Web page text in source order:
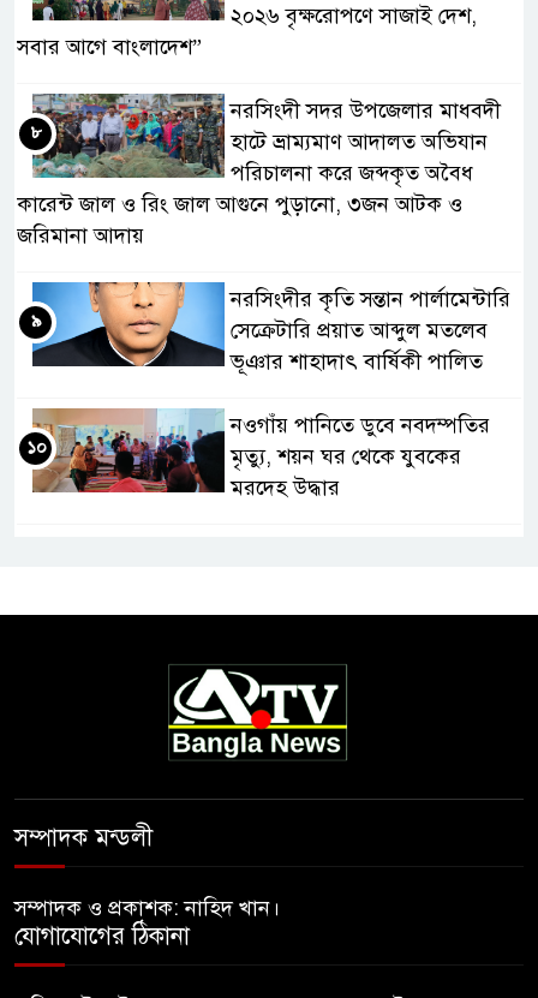
২০২৬ বৃক্ষরোপণে সাজাই দেশ,
সবার আগে বাংলাদেশ”
নরসিংদী সদর উপজেলার মাধবদী
হাটে ভ্রাম্যমাণ আদালত অভিযান
পরিচালনা করে জব্দকৃত অবৈধ
কারেন্ট জাল ও রিং জাল আগুনে পুড়ানো, ৩জন আটক ও
জরিমানা আদায়
৮
নরসিংদীর কৃতি সন্তান পার্লামেন্টারি
সেক্রেটারি প্রয়াত আব্দুল মতলেব
ভূঞার শাহাদাৎ বার্ষিকী পালিত
৯
নওগাঁয় পানিতে ডুবে নবদম্পতির
মৃত্যু, শয়ন ঘর থেকে যুবকের
মরদেহ উদ্ধার
১০
সম্পাদক মন্ডলী
সম্পাদক ও প্রকাশক: নাহিদ খান।
যোগাযোগের ঠিকানা